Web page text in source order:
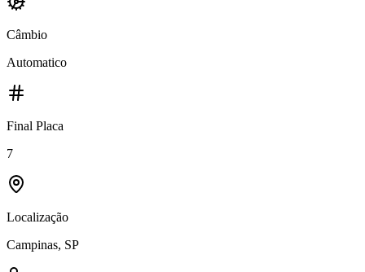
Câmbio
Automatico
Final Placa
7
Localização
Campinas, SP